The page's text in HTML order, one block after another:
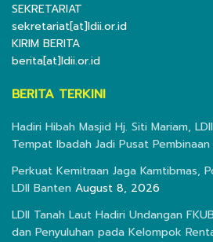
SEKRETARIAT
sekretariat[at]ldii.or.id
KIRIM BERITA
berita[at]ldii.or.id
BERITA TERKINI
Hadiri Hibah Masjid Hj. Siti Mariam,
Tempat Ibadah Jadi Pusat
Perkuat Kemitraan Jaga Kamtibmas,
LDII Banten August 8, 2026
LDII Tanah Laut Hadiri Undangan
dan Penyuluhan pada Kelompok